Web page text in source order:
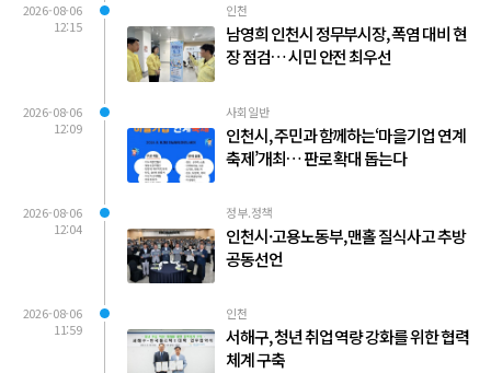
2026-08-06
12:15
인천
남영희 인천시 정무부시장, 폭염 대비 현
장 점검… 시민 안전 최우선
2026-08-06
12:09
사회일반
인천시, 주민과 함께하는‘마을기업 연계
축제’개최… 판로 확대 돕는다
2026-08-06
12:04
정부.정책
인천시·고용노동부, 맨홀 질식사고 추방
공동선언
2026-08-06
11:59
인천
서해구, 청년 취업 역량 강화를 위한 협력
체계 구축